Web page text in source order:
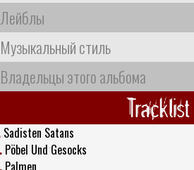
Лейблы
Музыкальный стиль
Владельцы этого альбома
Tracklist
Sadisten Satans
Pöbel Und Gesocks
Palmen